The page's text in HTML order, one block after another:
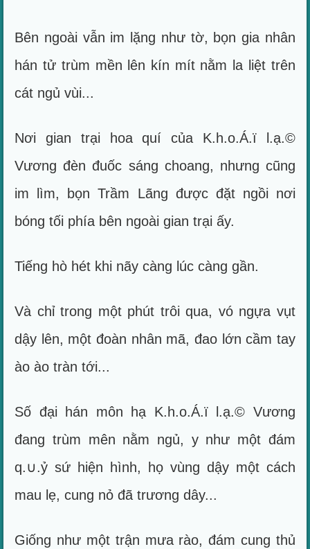
Bên ngoài vẫn im lặng như tờ, bọn gia nhân
hán tử trùm mền lên kín mít nằm la liệt trên
cát ngủ vùi...
Nơi gian trại hoa quí của K.h.o.Á.ï l.ạ.©
Vương đèn đuốc sáng choang, nhưng cũng
im lìm, bọn Trầm Lãng được đặt ngồi nơi
bóng tối phía bên ngoài gian trại ấy.
Tiếng hò hét khi nãy càng lúc càng gần.
Và chỉ trong một phút trôi qua, vó ngựa vụt
dậy lên, một đoàn nhân mã, đao lớn cầm tay
ào ào tràn tới...
Số đại hán môn hạ K.h.o.Á.ï l.ạ.© Vương
đang trùm mên nằm ngủ, y như một đám
q.∪.ỷ sứ hiện hình, họ vùng dậy một cách
mau lẹ, cung nỏ đã trương dây...
Giống như một trận mưa rào, đám cung thủ